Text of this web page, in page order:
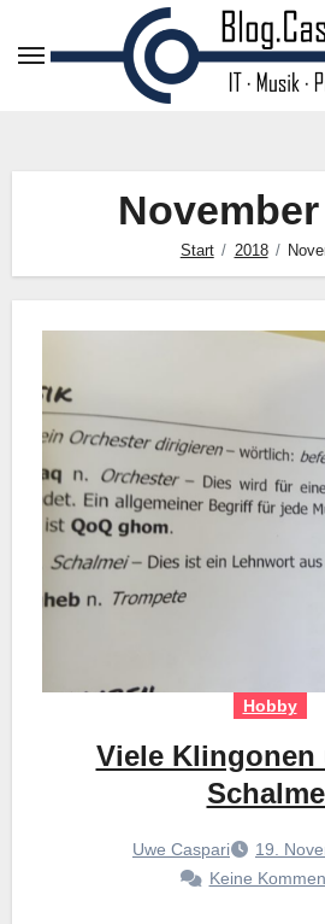
Inhalt
Start 2018
Hobby
Viele Klingonen
Uwe Caspari
19.
Keine